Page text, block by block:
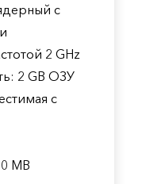
с
2 GHz
2 GB ОЗУ
с
MB